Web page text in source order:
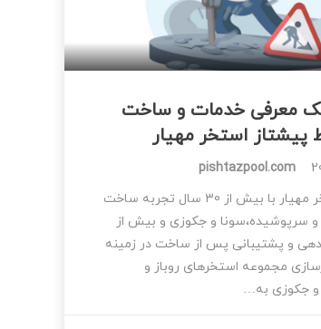
معرفی خدمات و ساخت
استخر مهیار
pishtazpool.com
پیشتاز استخر مهیار با بیش از 30 سال تجربه ساخت
و سرپوشیده،سونا و جکوزی و بیش از
دهی و پشتیبانی پس از ساخت در زمینه
مجموعه استخرهای روباز و
و جکوزی به…